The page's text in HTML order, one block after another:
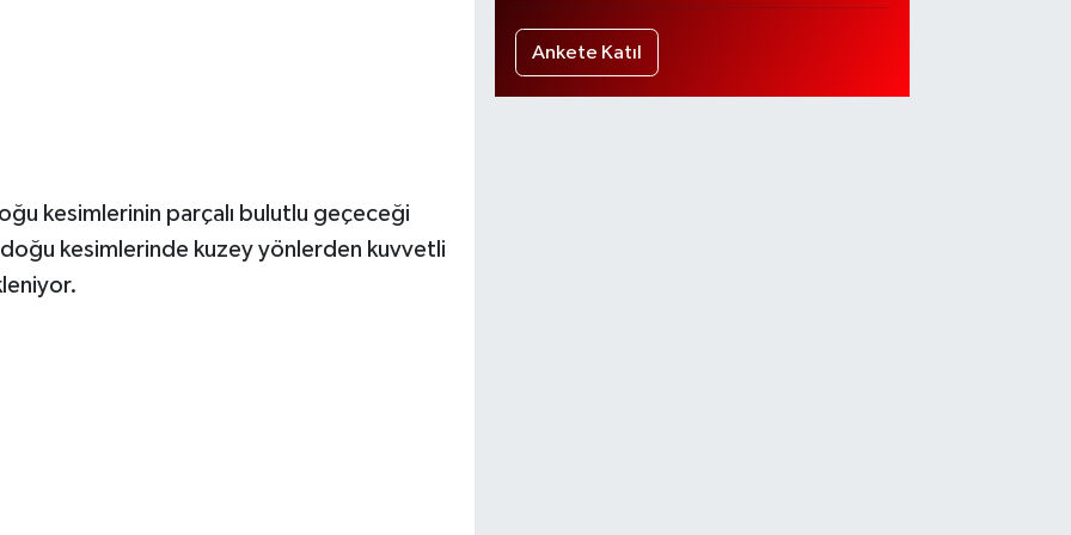
kesimlerinin parçalı bulutlu geçeceği
kesimlerinde kuzey yönlerden kuvvetli
Ankete Katıl